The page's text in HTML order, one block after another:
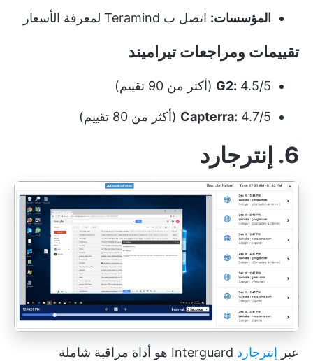
المؤسسات: اتصل ب Teramind لمعرفة الأسعار
تقييمات ومراجعات تيراميند
G2: 4.5/5 (أكثر من 90 تقييم)
Capterra: 4.7/5 (أكثر من 80 تقييم)
6. إنترجارد
عبر إنترجارد
Interguard هو أداة مراقبة شاملة